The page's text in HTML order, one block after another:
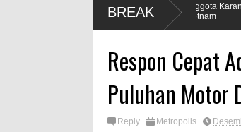
BREAK
Anggota Karang Taruna Urunan Demi
Vietnam
Respon Cepat
Puluhan Motor
Reply Metropolis